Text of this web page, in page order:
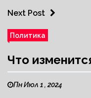
Next Post
Политика
Что
Пн Июл 1 , 2024